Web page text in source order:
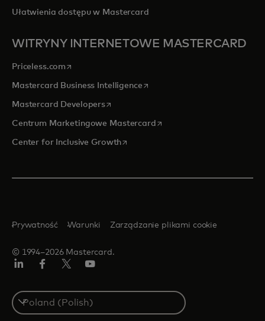
Ułatwienia dostępu w Mastercard
WITRYNY INTERNETOWE MASTERCARD
Priceless.com opens in a new tab
Mastercard Business Intelligenceopens in a new tab
Mastercard Developersopens in a new tab
Centrum Marketingowe Mastercardopens in a new tab
Center for Inclusive Growthopens in a new tab
© 1994–2026 Mastercard.
Prywatność Warunki Zarządzanie plikami cookie
Select
a
country